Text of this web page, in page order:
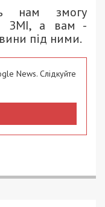
нам змогу
ЗМІ, а вам -
під ними.
News. Слідкуйте